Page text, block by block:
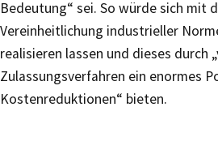
Bedeutung“ sei. So würde sich mit
Vereinheitlichung industrieller
realisieren lassen und dieses durch
Zulassungsverfahren ein enormes
Kostenreduktionen“ bieten.